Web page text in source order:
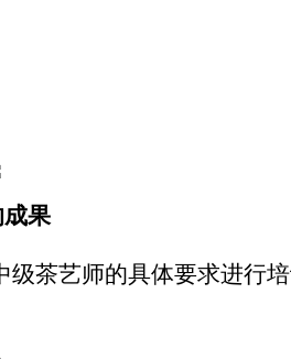
果
茶艺师的具体要求进行